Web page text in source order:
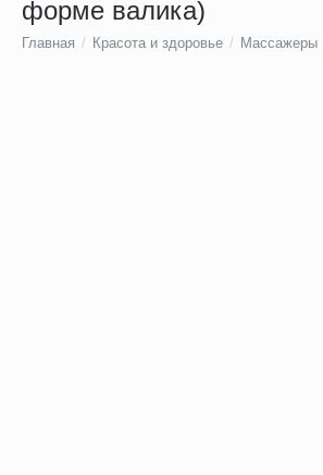
форме валика)
Главная / Красота и здоровье / Массажеры